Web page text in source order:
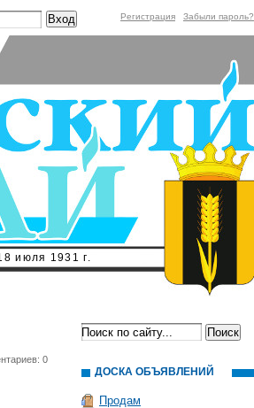
Регистрация Забыли пароль?
июля 1931 г.
0
ДОСКА ОБЪЯВЛЕНИЙ
Продам